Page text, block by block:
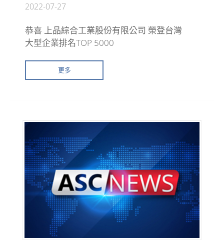
2022-07-27
恭喜 上品綜合工業股份有限公司 榮登台灣
大型企業排名TOP 5000
更多